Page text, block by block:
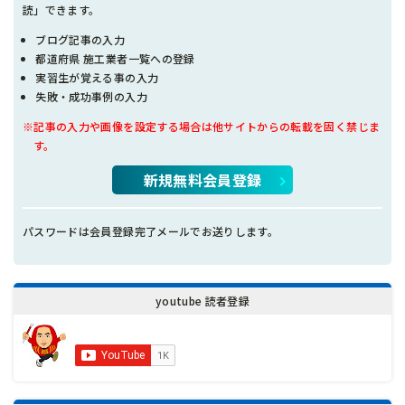
読」できます。
ブログ記事の入力
都道府県 施工業者一覧への登録
実習生が覚える事の入力
失敗・成功事例の入力
※記事の入力や画像を設定する場合は他サイトからの転載を固く禁じま
す。
新規無料会員登録
パスワードは会員登録完了メールでお送りします。
youtube 読者登録